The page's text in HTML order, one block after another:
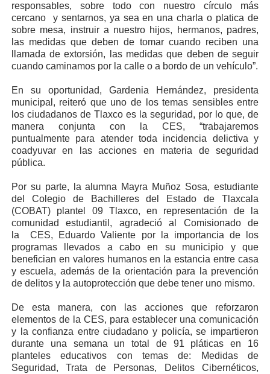
responsables, sobre todo con nuestro círculo más
cercano y sentarnos, ya sea en una charla o platica de
sobre mesa, instruir a nuestro hijos, hermanos, padres,
las medidas que deben de tomar cuando reciben una
llamada de extorsión, las medidas que deben de seguir
cuando caminamos por la calle o a bordo de un vehículo”.
En su oportunidad, Gardenia Hernández, presidenta
municipal, reiteró que uno de los temas sensibles entre
los ciudadanos de Tlaxco es la seguridad, por lo que, de
manera conjunta con la CES, “trabajaremos
puntualmente para atender toda incidencia delictiva y
coadyuvar en las acciones en materia de seguridad
pública.
Por su parte, la alumna Mayra Muñoz Sosa, estudiante
del Colegio de Bachilleres del Estado de Tlaxcala
(COBAT) plantel 09 Tlaxco, en representación de la
comunidad estudiantil, agradeció al Comisionado de
la CES, Eduardo Valiente por la importancia de los
programas llevados a cabo en su municipio y que
benefician en valores humanos en la estancia entre casa
y escuela, además de la orientación para la prevención
de delitos y la autoprotección que debe tener uno mismo.
De esta manera, con las acciones que reforzaron
elementos de la CES, para establecer una comunicación
y la confianza entre ciudadano y policía, se impartieron
durante una semana un total de 91 pláticas en 16
planteles educativos con temas de: Medidas de
Seguridad, Trata de Personas, Delitos Cibernéticos,